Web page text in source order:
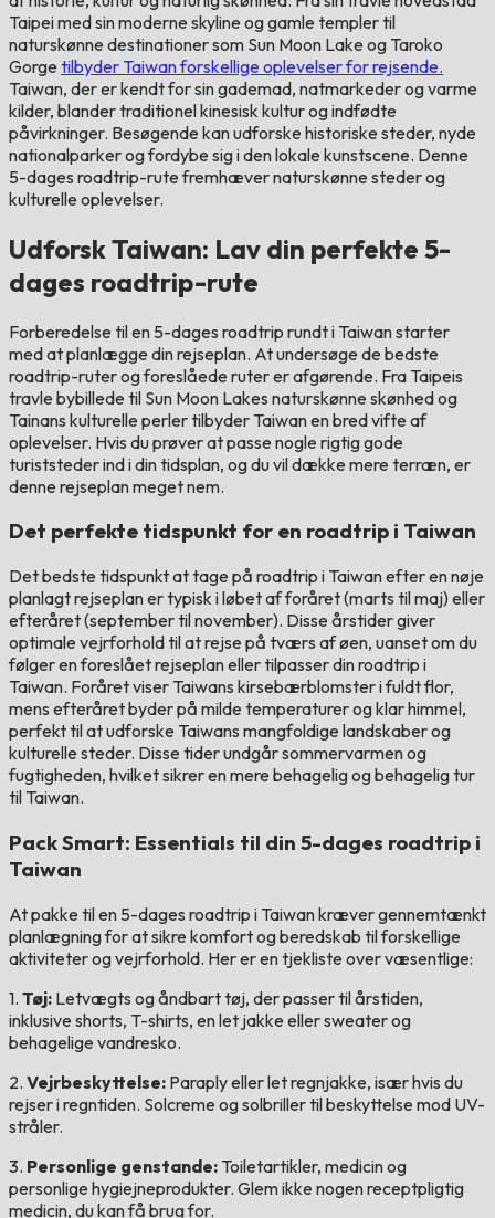
Taipei med sin moderne skyline og gamle templer til
naturskønne destinationer som Sun Moon Lake og Taroko
Gorge tilbyder Taiwan forskellige oplevelser for rejsende.
Taiwan, der er kendt for sin gademad, natmarkeder og varme
kilder, blander traditionel kinesisk kultur og indfødte
påvirkninger. Besøgende kan udforske historiske steder, nyde
nationalparker og fordybe sig i den lokale kunstscene. Denne
5-dages roadtrip-rute fremhæver naturskønne steder og
kulturelle oplevelser.
Udforsk Taiwan: Lav din perfekte 5-
dages roadtrip-rute
Forberedelse til en 5-dages roadtrip rundt i Taiwan starter
med at planlægge din rejseplan. At undersøge de bedste
roadtrip-ruter og foreslåede ruter er afgørende. Fra Taipeis
travle bybillede til Sun Moon Lakes naturskønne skønhed og
Tainans kulturelle perler tilbyder Taiwan en bred vifte af
oplevelser. Hvis du prøver at passe nogle rigtig gode
turiststeder ind i din tidsplan, og du vil dække mere terræn, er
denne rejseplan meget nem.
Det perfekte tidspunkt for en roadtrip i Taiwan
Det bedste tidspunkt at tage på roadtrip i Taiwan efter en nøje
planlagt rejseplan er typisk i løbet af foråret (marts til maj) eller
efteråret (september til november). Disse årstider giver
optimale vejrforhold til at rejse på tværs af øen, uanset om du
følger en foreslået rejseplan eller tilpasser din roadtrip i
Taiwan. Foråret viser Taiwans kirsebærblomster i fuldt flor,
mens efteråret byder på milde temperaturer og klar himmel,
perfekt til at udforske Taiwans mangfoldige landskaber og
kulturelle steder. Disse tider undgår sommervarmen og
fugtigheden, hvilket sikrer en mere behagelig og behagelig tur
til Taiwan.
Pack Smart: Essentials til din 5-dages roadtrip i
Taiwan
At pakke til en 5-dages roadtrip i Taiwan kræver gennemtænkt
planlægning for at sikre komfort og beredskab til forskellige
aktiviteter og vejrforhold. Her er en tjekliste over væsentlige:
1. Tøj: Letvægts og åndbart tøj, der passer til årstiden,
inklusive shorts, T-shirts, en let jakke eller sweater og
behagelige vandresko.
2. Vejrbeskyttelse: Paraply eller let regnjakke, især hvis du
rejser i regntiden. Solcreme og solbriller til beskyttelse mod UV-
stråler.
3. Personlige genstande: Toiletartikler, medicin og
personlige hygiejneprodukter. Glem ikke nogen receptpligtig
medicin, du kan få brug for.